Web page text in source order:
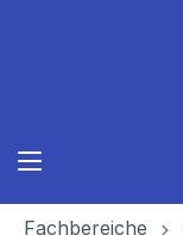
Fachbereiche